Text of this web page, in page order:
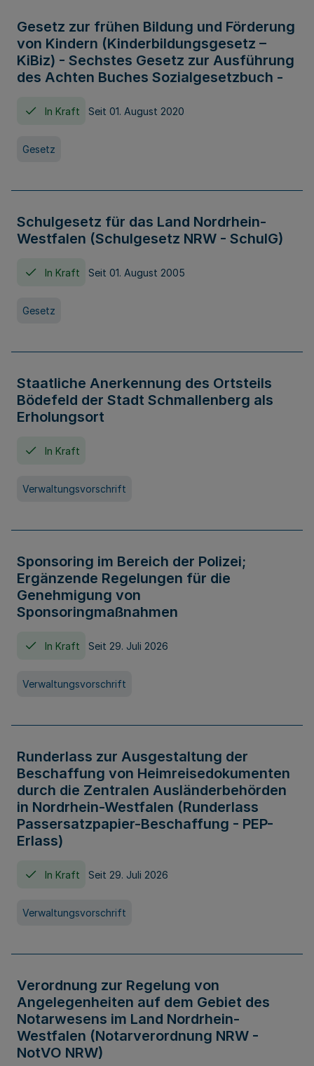
Gesetz zur frühen Bildung und Förderung
von Kindern (Kinderbildungsgesetz –
KiBiz) - Sechstes Gesetz zur Ausführung
des Achten Buches Sozialgesetzbuch -
In Kraft Seit 01. August 2020
Gesetz
Schulgesetz für das Land Nordrhein-
Westfalen (Schulgesetz NRW - SchulG)
In Kraft Seit 01. August 2005
Gesetz
Staatliche Anerkennung des Ortsteils
Bödefeld der Stadt Schmallenberg als
Erholungsort
In Kraft
Verwaltungsvorschrift
Sponsoring im Bereich der Polizei;
Ergänzende Regelungen für die
Genehmigung von
Sponsoringmaßnahmen
In Kraft Seit 29. Juli 2026
Verwaltungsvorschrift
Runderlass zur Ausgestaltung der
Beschaffung von Heimreisedokumenten
durch die Zentralen Ausländerbehörden
in Nordrhein-Westfalen (Runderlass
Passersatzpapier-Beschaffung - PEP-
Erlass)
In Kraft Seit 29. Juli 2026
Verwaltungsvorschrift
Verordnung zur Regelung von
Angelegenheiten auf dem Gebiet des
Notarwesens im Land Nordrhein-
Westfalen (Notarverordnung NRW -
NotVO NRW)